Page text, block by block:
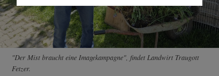
"Der Mist braucht eine Imagekampagne", findet Landwirt Traugott
Fetzer.